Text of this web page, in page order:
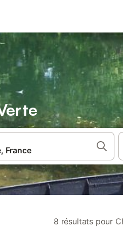
8 résultats pour